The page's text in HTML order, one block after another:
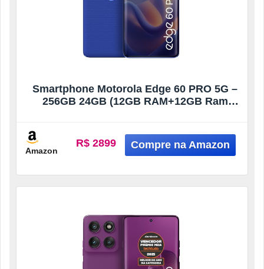
Smartphone Motorola Edge 60 PRO 5G –
256GB 24GB (12GB RAM+12GB Ram
+ IP69 – Azul Marinho
Amazon
R$ 2899